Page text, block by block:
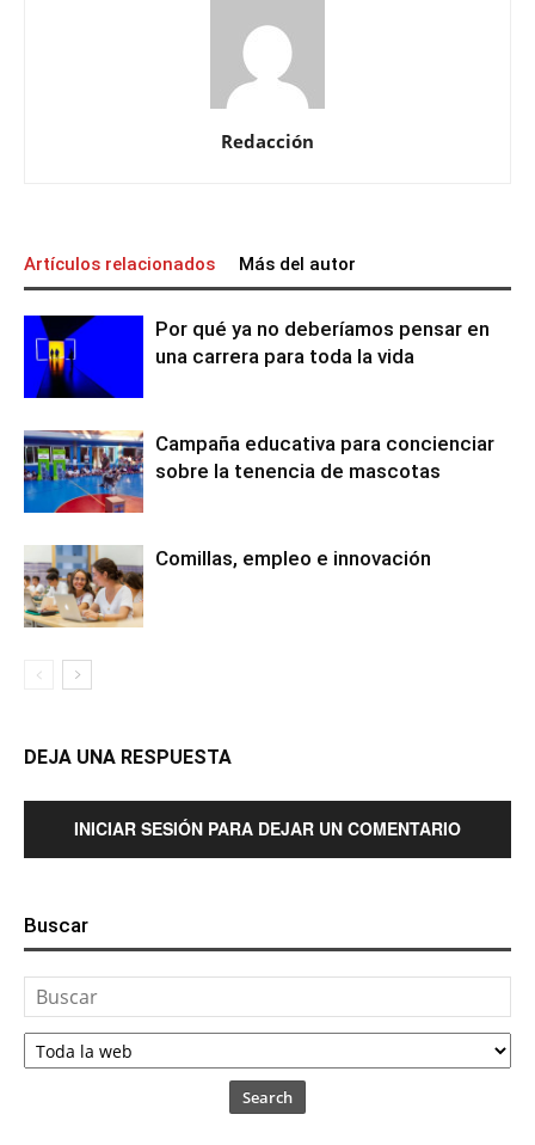
Redacción
Artículos relacionados Más del autor
Por qué ya no deberíamos pensar en
una carrera para toda la vida
Campaña educativa para concienciar
sobre la tenencia de mascotas
Comillas, empleo e innovación
DEJA UNA RESPUESTA
INICIAR SESIÓN PARA DEJAR UN COMENTARIO
Buscar
Search